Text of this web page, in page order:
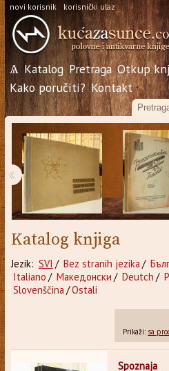
novi korisnik korisnički ulaz
Ѧ Katalog Pretraga Otkup
Kako poručiti? Kontakt
‹
Katalog knjiga
Jezik: SVI / Bez stranih jezika /
Italiano / Македонски / Deutch /
Slovenščina /Ostali
Prikaži: sa
Spoznaja